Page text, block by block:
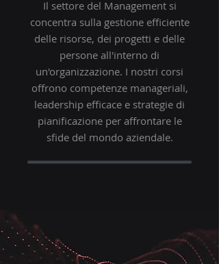
Il settore del Management si
concentra sulla gestione efficiente
delle risorse, dei progetti e delle
persone all'interno di
un'organizzazione. I nostri corsi
offrono competenze manageriali,
leadership efficace e strategie di
pianificazione per affrontare le
sfide del mondo aziendale.